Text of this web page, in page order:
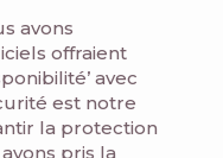
avons
offraient
avec
est notre
la protection
pris la